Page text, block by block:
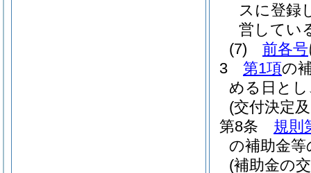
スに登録
営してい
(7)
前各号
3
第1項の
める日と
(交付決定
第8条
規則
の補助金等
(補助金の